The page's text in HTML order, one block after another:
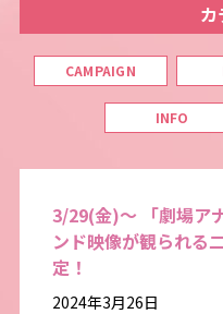
カ
CAMPAIGN
INFO
3/29(金)～ 「劇場ア
ンド映像が観られる
定！
2024年3月26日